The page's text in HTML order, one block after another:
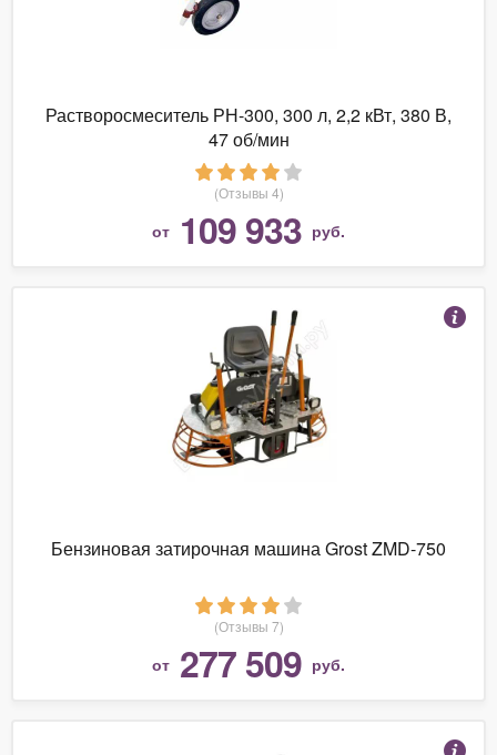
Растворосмеситель РН-300, 300 л, 2,2 кВт, 380 В,
47 об/мин
(Отзывы 4)
от 109 933 руб.
Бензиновая затирочная машина Grost ZMD-750
(Отзывы 7)
от 277 509 руб.